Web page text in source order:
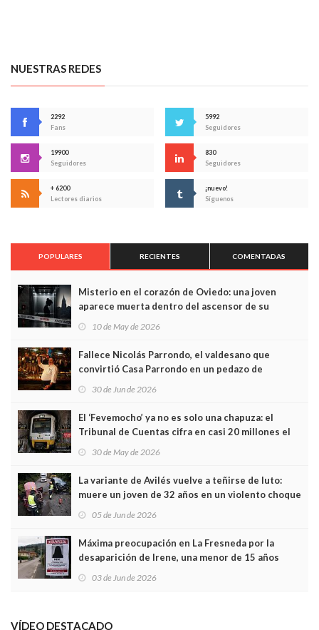
NUESTRAS REDES
2292
Fans
5992
Seguidores
19900
Seguidores
830
Seguidores
+ 6200
Lectores diarios
¡nuevo!
Síguenos
POPULARES RECIENTES COMENTADAS
Misterio en el corazón de Oviedo: una joven
aparece muerta dentro del ascensor de su
edificio y las cámaras captan sus últimos minutos
10 de May de 2026
Fallece Nicolás Parrondo, el valdesano que
convirtió Casa Parrondo en un pedazo de
Asturias en Madrid
30 de Jun de 2026
El ‘Fevemocho’ ya no es solo una chapuza: el
Tribunal de Cuentas cifra en casi 20 millones el
sobrecoste de los trenes que no cabían por los
30 de May de 2026
La variante de Avilés vuelve a teñirse de luto:
muere un joven de 32 años en un violento choque
frontal
05 de Jun de 2026
Máxima preocupación en La Fresneda por la
desaparición de Irene, una menor de 15 años
03 de Jun de 2026
VÍDEO DESTACADO